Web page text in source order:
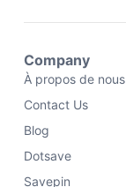
Company
À propos de nous
Contact Us
Blog
Dotsave
Savepin